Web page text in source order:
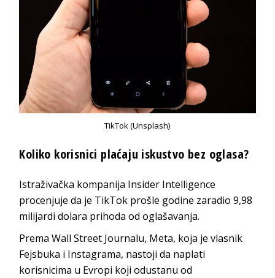
TikTok (Unsplash)
Koliko korisnici plaćaju iskustvo bez oglasa?
Istraživačka kompanija Insider Intelligence
procenjuje da je TikTok prošle godine zaradio 9,98
milijardi dolara prihoda od oglašavanja.
Prema Wall Street Journalu, Meta, koja je vlasnik
Fejsbuka i Instagrama, nastoji da naplati
korisnicima u Evropi koji odustanu od